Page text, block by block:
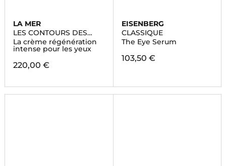
LA MER
LES CONTOURS DES
YEUX
La crème régénération
intense pour les yeux
220,00 €
EISENBERG
CLASSIQUE
The Eye Serum
103,50 €